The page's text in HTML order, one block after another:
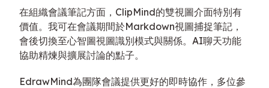
在組織會議筆記方面，ClipMind的雙視圖介面特別有
價值。我可在會議期間於Markdown視圖捕捉筆記，
會後切換至心智圖視圖識別模式與關係。AI聊天功能
協助精煉與擴展討論的點子。
EdrawMind為團隊會議提供更好的即時協作，多位參